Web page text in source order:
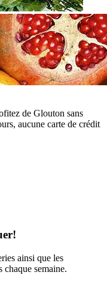
de Glouton sans
aucune carte de crédit
ainsi que les
chaque semaine.